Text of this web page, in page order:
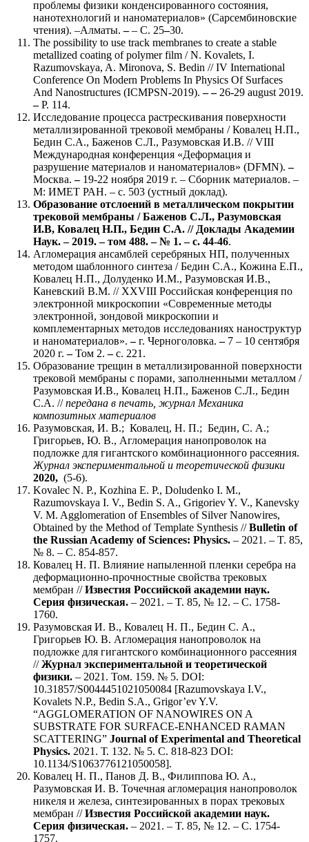
проблемы физики конденсированного состояния,
нанотехнологий и наноматериалов» (Сарсембиновские
чтения). –Алматы.–– С. 25–30.
The possibility to use track membranes to create a stable
metallized coating of polymer film / N. Kovalets, I.
Razumovskaya, A. Mironova, S. Bedin // IV International
Conference On Modern Problems In Physics Of Surfaces
And Nanostructures (ICMPSN-2019).–– 26-29 august 2019.
–P. 114.
Исследование процесса растрескивания поверхности
металлизированной трековой мембраны / Ковалец Н.П.,
Бедин С.А., Баженов С.Л., Разумовская И.В. // VIII
Международная конференция «Деформация и
разрушение материалов и наноматериалов» (DFMN).–
Москва. – 19-22 ноября 2019 г. – Сборник материалов. –
М: ИМЕТ РАН. – с. 503 (устный доклад).
Образование отслоений в металлическом покрытии
трековой мембраны / Баженов С.Л., Разумовская
И.В, Ковалец Н.П., Бедин С.А. // Доклады Академии
Наук. – 2019. – том 488. – № 1. – с. 44-46.
Агломерация ансамблей серебряных НП, полученных
методом шаблонного синтеза / Бедин С.А., Кожина Е.П.,
Ковалец Н.П., Долуденко И.М., Разумовская И.В.,
Каневский В.М. // XXVIII Российская конференция по
электронной микроскопии «Современные методы
электронной, зондовой микроскопии и
комплементарных методов исследованиях наноструктур
и наноматериалов».–г. Черноголовка.–7 – 10 сентября
2020 г. –Том 2.–с. 221.
Образование трещин в металлизированной поверхности
трековой мембраны с порами, заполненными металлом /
Разумовская И.В., Ковалец Н.П., Баженов С.Л., Бедин
С.А. //передана в печать, журнал Механика
композитных материалов
Разумовская, И. В.; Ковалец, Н. П.; Бедин, С. А.;
Григорьев, Ю. В., Агломерация нанопроволок на
подложке для гигантского комбинационного рассеяния.
Журнал экспериментальной и теоретической физики
2020, (5-6).
Kovalec N. P., Kozhina E. P., Doludenko I. M.,
Razumovskaya I. V., Bedin S. A., Grigoriev Y. V., Kanevsky
V. M. Agglomeration of Ensembles of Silver Nanowires,
Obtained by the Method of Template Synthesis //Bulletin of
the Russian Academy of Sciences: Physics. ‒ 2021. ‒ T. 85,
№ 8. ‒ C. 854-857.
Ковалец Н. П. Влияние напыленной пленки серебра на
деформационно-прочностные свойства трековых
мембран //Известия Российской академии наук.
Серия физическая. ‒ 2021. ‒ T. 85, № 12. ‒ C. 1758-
1760.
Разумовская И. В., Ковалец Н. П., Бедин С. А.,
Григорьев Ю. В. Агломерация нанопроволок на
подложке для гигантского комбинационного рассеяния
//Журнал экспериментальной и теоретической
физики. ‒ 2021. Том. 159. № 5. DOI:
10.31857/S0044451021050084 [Razumovskaya I.V.,
Kovalets N.P., Bedin S.A., Grigor’ev Y.V.
“AGGLOMERATION OF NANOWIRES ON A
SUBSTRATE FOR SURFACE-ENHANCED RAMAN
SCATTERING” Journal of Experimental and Theoretical
Physics. 2021. Т. 132. № 5. С. 818-823 DOI:
10.1134/S1063776121050058].
Ковалец Н. П., Панов Д. В., Филиппова Ю. А.,
Разумовская И. В. Точечная агломерация нанопроволок
никеля и железа, синтезированных в порах трековых
мембран //Известия Российской академии наук.
Серия физическая. ‒ 2021. ‒ T. 85, № 12. ‒ C. 1754-
1757.